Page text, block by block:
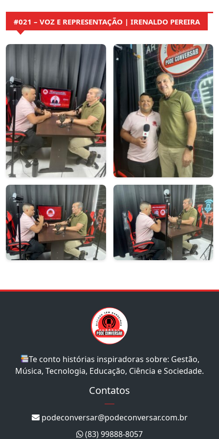
#021 – VOZ E REPRESENTAÇÃO | IRENALDO PEREIRA
Te conto histórias inspiradoras sobre: Gestão,
Música, Tecnologia, Educação, Ciência e Sociedade.
Contatos
podeconversar@podeconversar.com.br
(83) 99888-8057